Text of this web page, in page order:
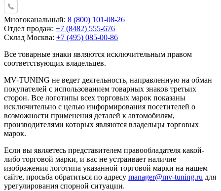
Многоканальный: 8 (800) 101-08-26
Отдел продаж: +7 (8482) 555-676
Склад Москва: +7 (495) 085-00-86
Все товарные знаки являются исключительным правом
соответствующих владельцев.
MV-TUNING не ведет деятельность, направленную на обман
покупателей с использованием товарных знаков третьих
сторон. Все логотипы всех торговых марок показаны
исключительно с целью информирования посетителей о
возможности применения деталей к автомобилям,
производителями которых являются владельцы торговых
марок.
Если вы являетесь представителем правообладателя какой-
либо торговой марки, и вас не устраивает наличие
изображения логотипа указанной торговой марки на нашем
сайте, просьба обратиться по адресу manager@mv-tuning.ru для
урегулирования спорной ситуации.